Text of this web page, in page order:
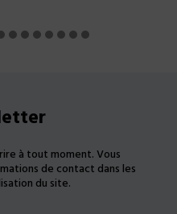
à tout moment. Vous
de contact dans les
du site.